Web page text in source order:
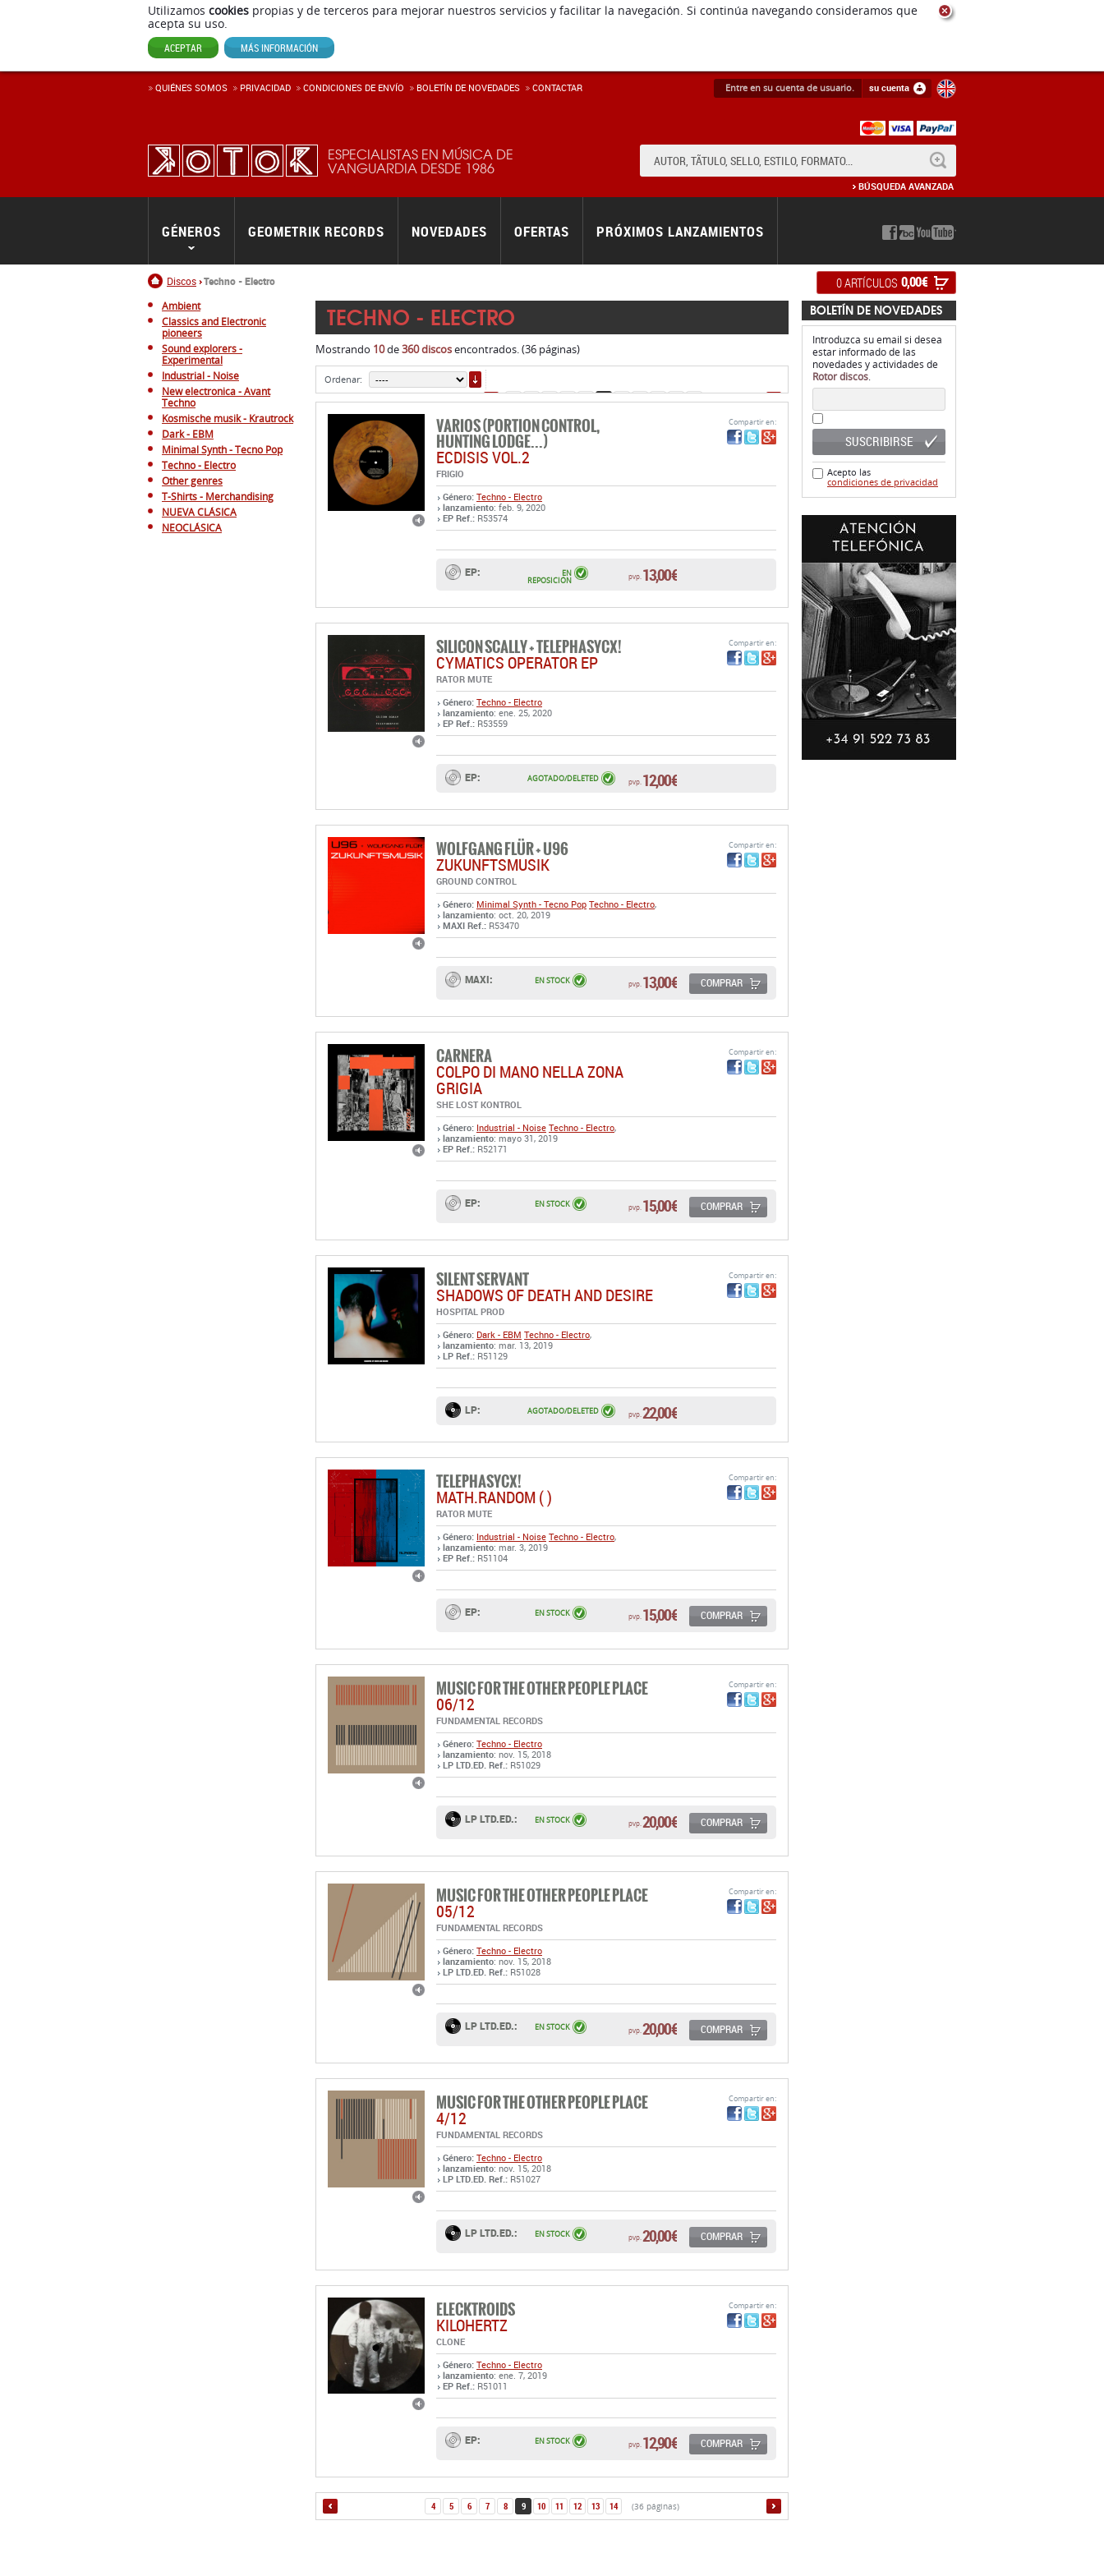
Utilizamos cookies propias y de terceros para mejorar nuestros servicios y facilitar la navegación. Si continúa navegando consideramos que
acepta su uso.
ACEPTAR MÁS INFORMACIÓN
ESPECIALISTAS EN MÚSICA DE
VANGUARDIA DESDE 1986
Inicio
Discos Techno - Electro
Entre en su cuenta de usuario. su cuenta
BÚSQUEDA AVANZADA
0 ARTÍCULOS 0,00 €
GÉNEROS GEOMETRIK RECORDS NOVEDADES OFERTAS PRÓXIMOS LANZAMIENTOS
QUIÉNES SOMOS PRIVACIDAD CONDICIONES DE ENVÍ­O BOLETÍN DE NOVEDADES CONTACTAR
Ambient
Classics and Electronic
pioneers
Sound explorers -
Experimental
Industrial - Noise
New electronica - Avant
Techno
Kosmische musik - Krautrock
Dark - EBM
Minimal Synth - Tecno Pop
Techno - Electro
Other genres
T-Shirts - Merchandising
NUEVA CLÁSICA
NEOCLÁSICA
TECHNO - ELECTRO
Mostrando 10de360 discosencontrados. (36 páginas)
Ordenar: ORDENAR
4 5 6 7 8 9 10 11 12 13 14 (36 páginas)
VARIOS (PORTION CONTROL,
HUNTING LODGE...)
ECDISIS VOL.2
FRIGIO
Género: Techno - Electro
lanzamiento: feb. 9, 2020
EP Ref.: R53574
Compartir en:
EP: pvp. 13,00 €
EN
REPOSICIÓN
SILICON SCALLY + TELEPHASYCX!
CYMATICS OPERATOR EP
RATOR MUTE
Género: Techno - Electro
lanzamiento: ene. 25, 2020
EP Ref.: R53559
Compartir en:
EP: pvp. 12,00 €
AGOTADO/DELETED
WOLFGANG FLÜR + U96
ZUKUNFTSMUSIK
GROUND CONTROL
Género: Minimal Synth - Tecno Pop Techno - Electro,
lanzamiento: oct. 20, 2019
MAXI Ref.: R53470
Compartir en:
MAXI: pvp. 13,00 €
EN STOCK COMPRAR
CARNERA
COLPO DI MANO NELLA ZONA
GRIGIA
SHE LOST KONTROL
Género: Industrial - Noise Techno - Electro,
lanzamiento: mayo 31, 2019
EP Ref.: R52171
Compartir en:
EP: pvp. 15,00 €
EN STOCK COMPRAR
SILENT SERVANT
SHADOWS OF DEATH AND DESIRE
HOSPITAL PROD
Género: Dark - EBM Techno - Electro,
lanzamiento: mar. 13, 2019
LP Ref.: R51129
Compartir en:
LP: pvp. 22,00 €
AGOTADO/DELETED
TELEPHASYCX!
MATH.RANDOM ( )
RATOR MUTE
Género: Industrial - Noise Techno - Electro,
lanzamiento: mar. 3, 2019
EP Ref.: R51104
Compartir en:
EP: pvp. 15,00 €
EN STOCK COMPRAR
MUSIC FOR THE OTHER PEOPLE PLACE
06/12
FUNDAMENTAL RECORDS
Género: Techno - Electro
lanzamiento: nov. 15, 2018
LP LTD.ED. Ref.: R51029
Compartir en:
LP LTD.ED.: pvp. 20,00 €
EN STOCK COMPRAR
MUSIC FOR THE OTHER PEOPLE PLACE
05/12
FUNDAMENTAL RECORDS
Género: Techno - Electro
lanzamiento: nov. 15, 2018
LP LTD.ED. Ref.: R51028
Compartir en:
LP LTD.ED.: pvp. 20,00 €
EN STOCK COMPRAR
MUSIC FOR THE OTHER PEOPLE PLACE
4/12
FUNDAMENTAL RECORDS
Género: Techno - Electro
lanzamiento: nov. 15, 2018
LP LTD.ED. Ref.: R51027
Compartir en:
LP LTD.ED.: pvp. 20,00 €
EN STOCK COMPRAR
ELECKTROIDS
KILOHERTZ
CLONE
Género: Techno - Electro
lanzamiento: ene. 7, 2019
EP Ref.: R51011
Compartir en:
EP: pvp. 12,90 €
EN STOCK COMPRAR
4 5 6 7 8 9 10 11 12 13 14 (36 páginas)
BOLETÍN DE NOVEDADES
Introduzca su email si desea
estar informado de las
novedades y actividades de
Rotor discos.
SUSCRIBIRSE
Acepto las
condiciones de privacidad